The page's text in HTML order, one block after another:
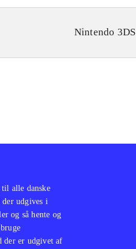
Nintendo 3DS
alle danske
udgives i
og så hente og
der er udgivet af